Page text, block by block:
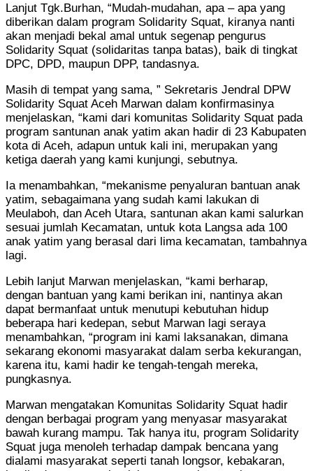
Lanjut Tgk.Burhan, “Mudah-mudahan, apa – apa yang
diberikan dalam program Solidarity Squat, kiranya nanti
akan menjadi bekal amal untuk segenap pengurus
Solidarity Squat (solidaritas tanpa batas), baik di tingkat
DPC, DPD, maupun DPP, tandasnya.
Masih di tempat yang sama, ” Sekretaris Jendral DPW
Solidarity Squat Aceh Marwan dalam konfirmasinya
menjelaskan, “kami dari komunitas Solidarity Squat pada
program santunan anak yatim akan hadir di 23 Kabupaten
kota di Aceh, adapun untuk kali ini, merupakan yang
ketiga daerah yang kami kunjungi, sebutnya.
Ia menambahkan, “mekanisme penyaluran bantuan anak
yatim, sebagaimana yang sudah kami lakukan di
Meulaboh, dan Aceh Utara, santunan akan kami salurkan
sesuai jumlah Kecamatan, untuk kota Langsa ada 100
anak yatim yang berasal dari lima kecamatan, tambahnya
lagi.
Lebih lanjut Marwan menjelaskan, “kami berharap,
dengan bantuan yang kami berikan ini, nantinya akan
dapat bermanfaat untuk menutupi kebutuhan hidup
beberapa hari kedepan, sebut Marwan lagi seraya
menambahkan, “program ini kami laksanakan, dimana
sekarang ekonomi masyarakat dalam serba kekurangan,
karena itu, kami hadir ke tengah-tengah mereka,
pungkasnya.
Marwan mengatakan Komunitas Solidarity Squat hadir
dengan berbagai program yang menyasar masyarakat
bawah kurang mampu. Tak hanya itu, program Solidarity
Squat juga menoleh terhadap dampak bencana yang
dialami masyarakat seperti tanah longsor, kebakaran,